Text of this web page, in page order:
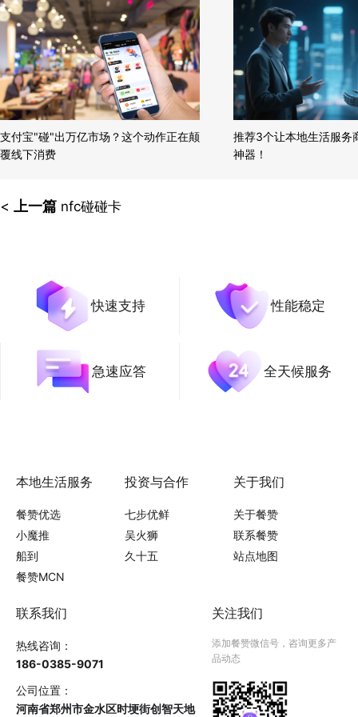
支付宝"碰"出万亿市场？这个动作正在颠
覆线下消费
推荐3个让本地生活服务
神器！
< 上一篇 nfc碰碰卡
快速支持 性能稳定
急速应答 全天候服务
本地生活服务
餐赞优选
小魔推
船到
餐赞MCN
投资与合作
七步优鲜
吴火狮
久十五
关于我们
关于餐赞
联系餐赞
站点地图
联系我们
热线咨询：
186-0385-9071
公司位置：
河南省郑州市金水区时埂街创智天地
关注我们
添加餐赞微信号，咨询更多产
品动态